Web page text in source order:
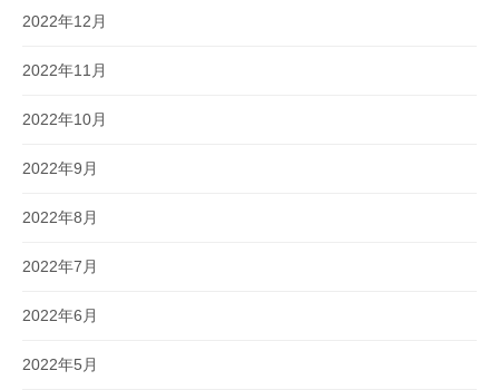
2022年12月
2022年11月
2022年10月
2022年9月
2022年8月
2022年7月
2022年6月
2022年5月